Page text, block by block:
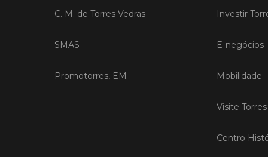
C. M. de Torres Vedras
SMAS
Promotorres, EM
Investir
E-negócios
Mobilidade
Visite
Centro